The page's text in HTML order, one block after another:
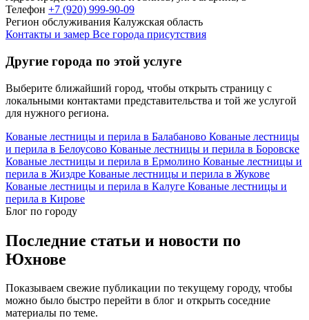
Телефон +7 (920) 999-90-09
Регион обслуживания Калужская область
Контакты и замер Все города присутствия
Другие города по этой услуге
Выберите ближайший город, чтобы открыть страницу с
локальными контактами представительства и той же услугой
для нужного региона.
Кованые лестницы и перила в Балабаново Кованые лестницы
и перила в Белоусово Кованые лестницы и перила в Боровске
Кованые лестницы и перила в Ермолино Кованые лестницы и
перила в Жиздре Кованые лестницы и перила в Жукове
Кованые лестницы и перила в Калуге Кованые лестницы и
перила в Кирове
Блог по городу
Последние статьи и новости по
Юхнове
Показываем свежие публикации по текущему городу, чтобы
можно было быстро перейти в блог и открыть соседние
материалы по теме.